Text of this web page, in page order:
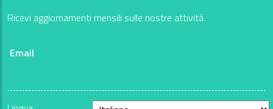
Ricevi aggiornamenti mensili sulle nostre attività
Email